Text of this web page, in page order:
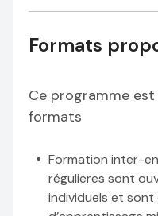
Formats
Ce programme
formats
Formation inter-
régulieres sont
individuels et sont